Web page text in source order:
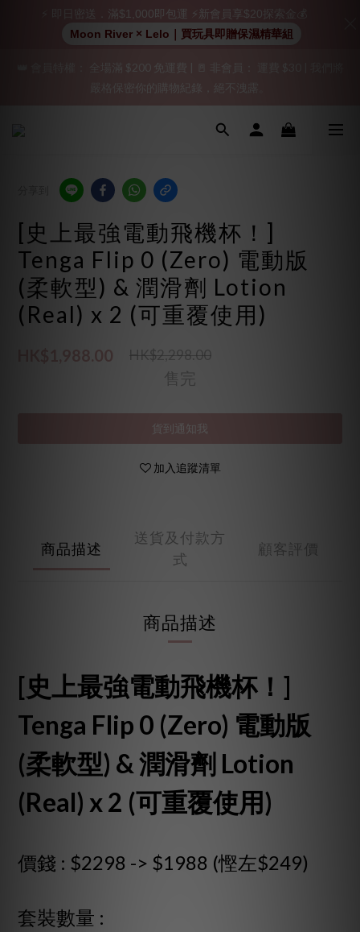
加入會員即享$20購物金  訂單商品好評再享$15購物金
「保密出貨」（無店鋪資訊、一般紙箱）、隱私保護、加密付款、
[史上最強電動飛機杯！]
Tenga Flip 0 (Zero) 電動版
(柔軟型) & 潤滑劑 Lotion
(Real) x 2 (可重覆使用)
HK$1,988.00 HK$2,298.00
售完
貨到通知我
加入追蹤清單
商品描述
送貨及付款方
式
顧客評價
商品描述
[史上最強電動飛機杯！]
Tenga Flip 0 (Zero) 電動版
(柔軟型) & 潤滑劑 Lotion
(Real) x 2 (可重覆使用)
價錢 : $2298 -> $1988 (慳左$249)
套裝數量 :
⚡ 即日密送．滿$1,000即包運 ⚡新會員享$20探索金💰
Moon River × Lelo｜買玩具即贈保濕精華組